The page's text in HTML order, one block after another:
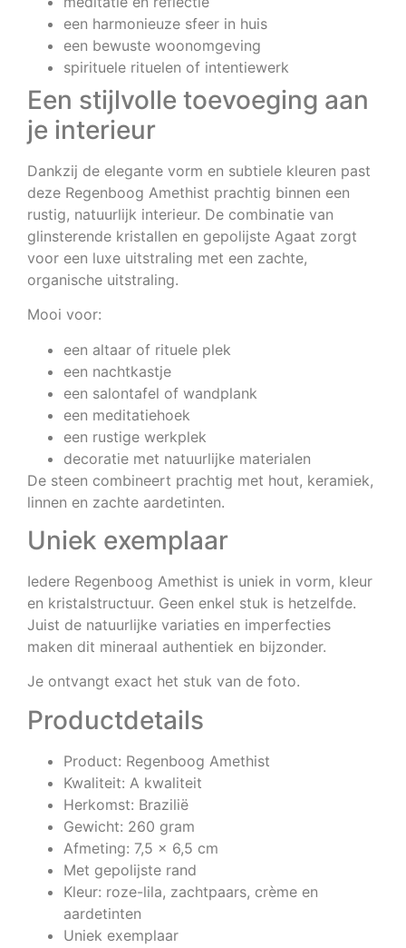
een harmonieuze sfeer in huis
een bewuste woonomgeving
spirituele rituelen of intentiewerk
Een stijlvolle toevoeging aan
je interieur
Dankzij de elegante vorm en subtiele kleuren past
deze Regenboog Amethist prachtig binnen een
rustig, natuurlijk interieur. De combinatie van
glinsterende kristallen en gepolijste Agaat zorgt
voor een luxe uitstraling met een zachte,
organische uitstraling.
Mooi voor:
een altaar of rituele plek
een nachtkastje
een salontafel of wandplank
een meditatiehoek
een rustige werkplek
decoratie met natuurlijke materialen
De steen combineert prachtig met hout, keramiek,
linnen en zachte aardetinten.
Uniek exemplaar
Iedere Regenboog Amethist is uniek in vorm, kleur
en kristalstructuur. Geen enkel stuk is hetzelfde.
Juist de natuurlijke variaties en imperfecties
maken dit mineraal authentiek en bijzonder.
Je ontvangt exact het stuk van de foto.
Productdetails
Product: Regenboog Amethist
Kwaliteit: A kwaliteit
Herkomst: Brazilië
Gewicht: 260 gram
Afmeting: 7,5 x 6,5 cm
Met gepolijste rand
Kleur: roze-lila, zachtpaars, crème en
aardetinten
Uniek exemplaar